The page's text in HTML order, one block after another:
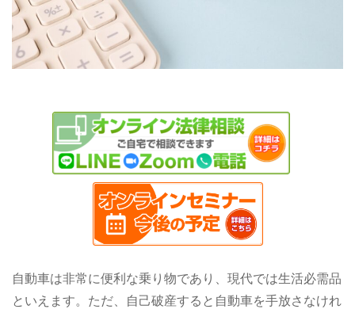
自動車は非常に便利な乗り物であり、現代では生活必需品
といえます。ただ、自己破産すると自動車を手放さなけれ